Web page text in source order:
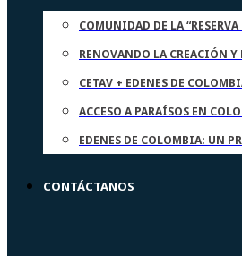
COMUNIDAD DE LA
RENOVANDO LA CREACIÓN
CETAV + EDENES DE
ACCESO A PARAÍSOS EN
EDENES DE COLOMBIA: UN
CONTÁCTANOS